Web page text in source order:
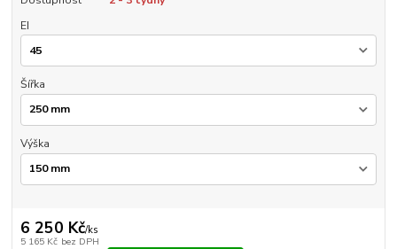
EI
Šířka
Výška
6 250 Kč/ks
5 165 Kč bez DPH